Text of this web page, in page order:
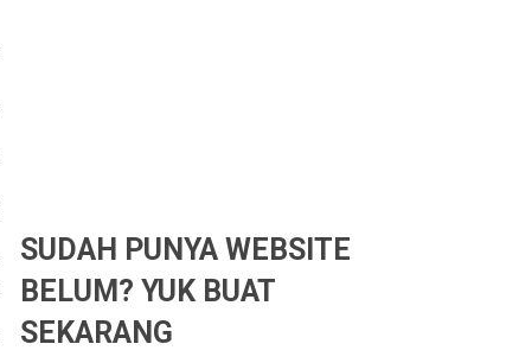
SUDAH PUNYA WEBSITE
BELUM? YUK BUAT
SEKARANG